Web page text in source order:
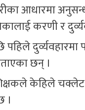
आधारमा
करणी र
छन् ।
केहिले
।